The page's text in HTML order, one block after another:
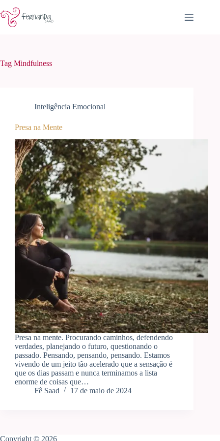
para
Tag Mindfulness
Inteligência Emocional
Presa na Mente
Presa na mente. Procurando caminhos, defendendo
verdades, planejando o futuro, questionando o
passado. Pensando, pensando, pensando. Estamos
vivendo de um jeito tão acelerado que a sensação é
que os dias passam e nunca terminamos a lista
enorme de coisas que…
Fê Saad
17 de maio de 2024
Copyright © 2026